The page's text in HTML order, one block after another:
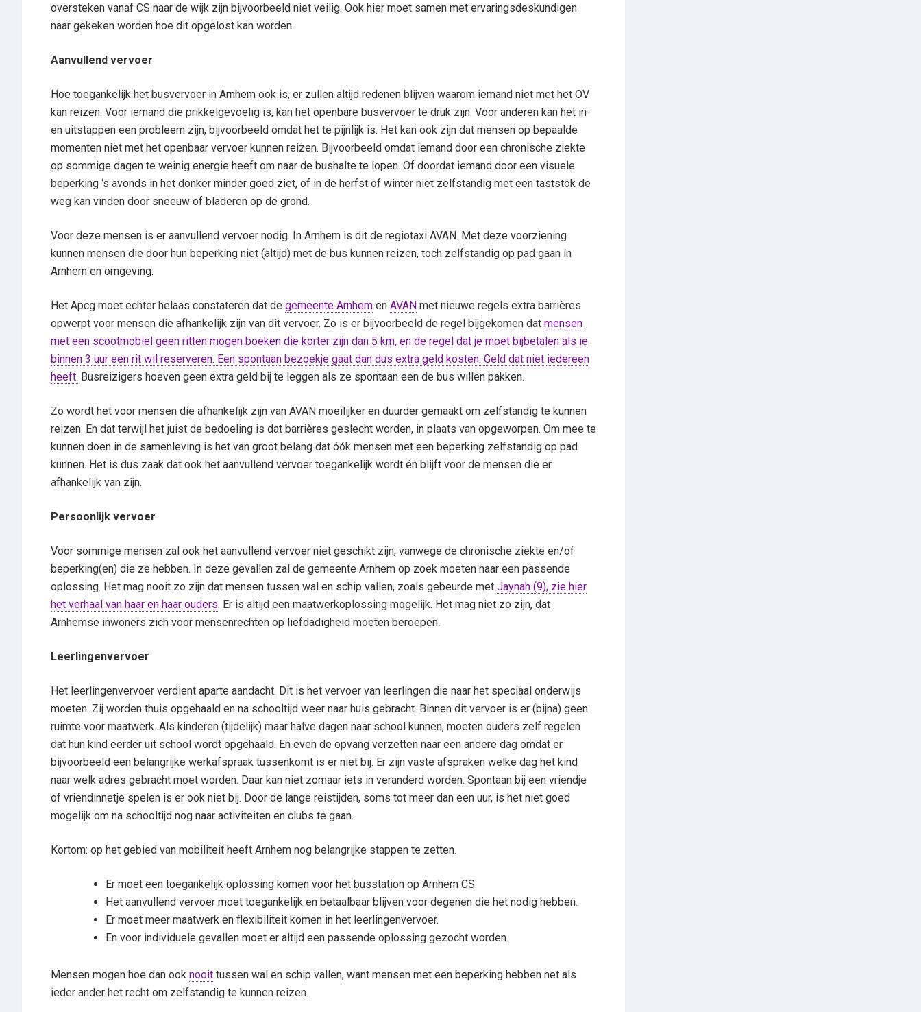
oversteken vanaf CS naar de wijk zijn bijvoorbeeld niet veilig. Ook hier moet samen met ervaringsdeskundigen
naar gekeken worden hoe dit opgelost kan worden.
Aanvullend vervoer
Hoe toegankelijk het busvervoer in Arnhem ook is, er zullen altijd redenen blijven waarom iemand niet met het OV
kan reizen. Voor iemand die prikkelgevoelig is, kan het openbare busvervoer te druk zijn. Voor anderen kan het in-
en uitstappen een probleem zijn, bijvoorbeeld omdat het te pijnlijk is. Het kan ook zijn dat mensen op bepaalde
momenten niet met het openbaar vervoer kunnen reizen. Bijvoorbeeld omdat iemand door een chronische ziekte
op sommige dagen te weinig energie heeft om naar de bushalte te lopen. Of doordat iemand door een visuele
beperking ‘s avonds in het donker minder goed ziet, of in de herfst of winter niet zelfstandig met een taststok de
weg kan vinden door sneeuw of bladeren op de grond.
Voor deze mensen is er aanvullend vervoer nodig. In Arnhem is dit de regiotaxi AVAN. Met deze voorziening
kunnen mensen die door hun beperking niet (altijd) met de bus kunnen reizen, toch zelfstandig op pad gaan in
Arnhem en omgeving.
Het Apcg moet echter helaas constateren dat de gemeente Arnhem en AVAN met nieuwe regels extra barrières
opwerpt voor mensen die afhankelijk zijn van dit vervoer. Zo is er bijvoorbeeld de regel bijgekomen dat mensen
met een scootmobiel geen ritten mogen boeken die korter zijn dan 5 km, en de regel dat je moet bijbetalen als ie
binnen 3 uur een rit wil reserveren. Een spontaan bezoekje gaat dan dus extra geld kosten. Geld dat niet iedereen
heeft. Busreizigers hoeven geen extra geld bij te leggen als ze spontaan een de bus willen pakken.
Zo wordt het voor mensen die afhankelijk zijn van AVAN moeilijker en duurder gemaakt om zelfstandig te kunnen
reizen. En dat terwijl het juist de bedoeling is dat barrières geslecht worden, in plaats van opgeworpen. Om mee te
kunnen doen in de samenleving is het van groot belang dat óók mensen met een beperking zelfstandig op pad
kunnen. Het is dus zaak dat ook het aanvullend vervoer toegankelijk wordt én blijft voor de mensen die er
afhankelijk van zijn.
Persoonlijk vervoer
Voor sommige mensen zal ook het aanvullend vervoer niet geschikt zijn, vanwege de chronische ziekte en/of
beperking(en) die ze hebben. In deze gevallen zal de gemeente Arnhem op zoek moeten naar een passende
oplossing. Het mag nooit zo zijn dat mensen tussen wal en schip vallen, zoals gebeurde met Jaynah (9), zie hier
het verhaal van haar en haar ouders. Er is altijd een maatwerkoplossing mogelijk. Het mag niet zo zijn, dat
Arnhemse inwoners zich voor mensenrechten op liefdadigheid moeten beroepen.
Leerlingenvervoer
Het leerlingenvervoer verdient aparte aandacht. Dit is het vervoer van leerlingen die naar het speciaal onderwijs
moeten. Zij worden thuis opgehaald en na schooltijd weer naar huis gebracht. Binnen dit vervoer is er (bijna) geen
ruimte voor maatwerk. Als kinderen (tijdelijk) maar halve dagen naar school kunnen, moeten ouders zelf regelen
dat hun kind eerder uit school wordt opgehaald. En even de opvang verzetten naar een andere dag omdat er
bijvoorbeeld een belangrijke werkafspraak tussenkomt is er niet bij. Er zijn vaste afspraken welke dag het kind
naar welk adres gebracht moet worden. Daar kan niet zomaar iets in veranderd worden. Spontaan bij een vriendje
of vriendinnetje spelen is er ook niet bij. Door de lange reistijden, soms tot meer dan een uur, is het niet goed
mogelijk om na schooltijd nog naar activiteiten en clubs te gaan.
Kortom: op het gebied van mobiliteit heeft Arnhem nog belangrijke stappen te zetten.
Er moet een toegankelijk oplossing komen voor het busstation op Arnhem CS.
Het aanvullend vervoer moet toegankelijk en betaalbaar blijven voor degenen die het nodig hebben.
Er moet meer maatwerk en flexibiliteit komen in het leerlingenvervoer.
En voor individuele gevallen moet er altijd een passende oplossing gezocht worden.
Mensen mogen hoe dan ook nooit tussen wal en schip vallen, want mensen met een beperking hebben net als
ieder ander het recht om zelfstandig te kunnen reizen.